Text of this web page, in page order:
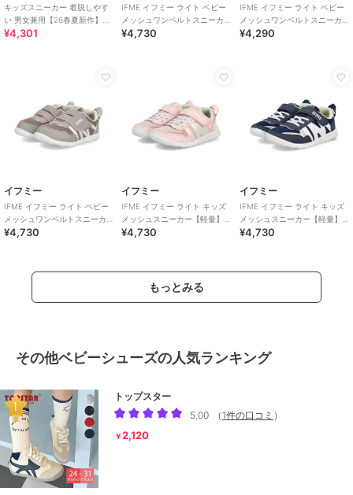
キッズスニーカー 着脱しやす
い 男女兼用【26春夏新作】ベ
ルクロベルトメッシュスニー
¥4,301
IFME イフミー ライト ベビー
メッシュワンベルトスニーカ
ー【軽量】キッズシューズ 子
¥4,730
IFME イフミー ライト ベビー
メッシュワンベルトスニーカ
ー【軽量】
¥4,290
イフミー
IFME イフミー ライト ベビー
メッシュワンベルトスニーカ
ー【軽量】
¥4,730
イフミー
IFME イフミー ライト キッズ
メッシュスニーカー【軽量】
子供靴 ストラップシューズ 1
¥4,730
イフミー
IFME イフミー ライト キッズ
メッシュスニーカー【軽量】
子供靴 ストラップシューズ 1
¥4,730
もっとみる
その他ベビーシューズの人気ランキング
トップスター
5.00
（ 1件の口コミ ）
￥2,120